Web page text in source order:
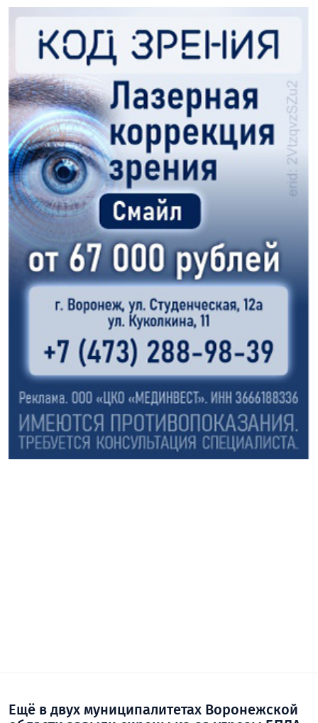
Ещё в двух муниципалитетах Воронежской